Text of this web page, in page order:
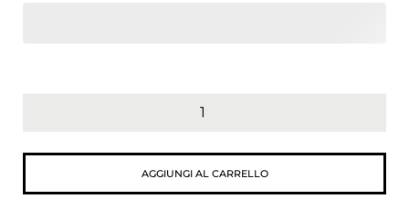
AGGIUNGI AL CARRELLO